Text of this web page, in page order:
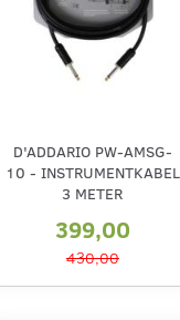
D'ADDARIO PW-AMSG-
10 - INSTRUMENTKABEL
3 METER
399,00
430,00